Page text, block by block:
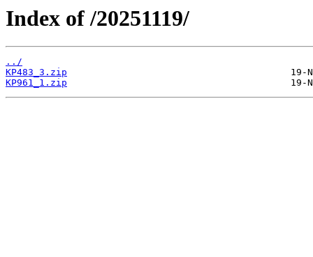
Index of /20251119/
../
KP483_3.zip
KP961_1.zip